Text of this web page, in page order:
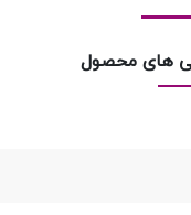
های محصول